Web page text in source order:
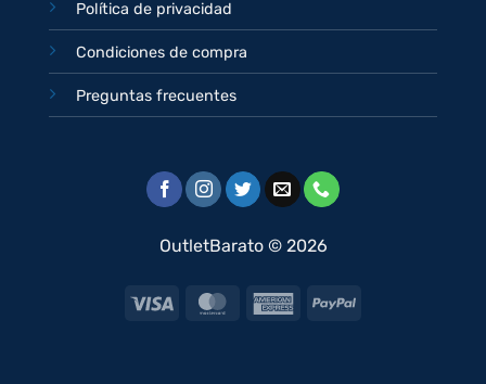
Política de privacidad
Condiciones de compra
Preguntas frecuentes
OutletBarato © 2026
Visa MasterCardAmericanPayPal